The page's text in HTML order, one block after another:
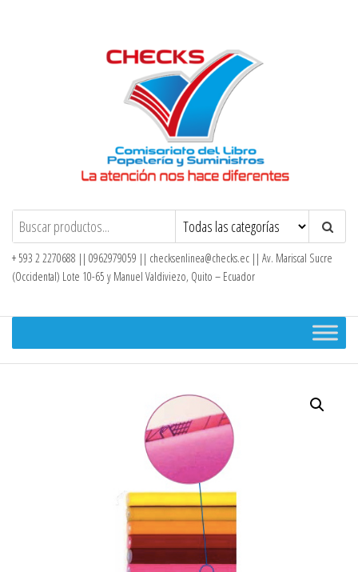
Checks – Tienda en Línea
+ 593 2 2270688 || 0962979059 || checksenlinea@checks.ec || Av. Mariscal Sucre
(Occidental) Lote 10-65 y Manuel Valdiviezo, Quito – Ecuador